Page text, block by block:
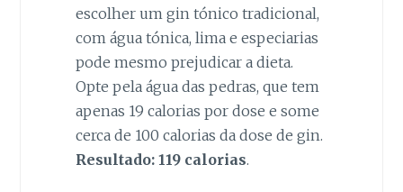
escolher um gin tónico tradicional,
com água tónica, lima e especiarias
pode mesmo prejudicar a dieta.
Opte pela água das pedras, que tem
apenas 19 calorias por dose e some
cerca de 100 calorias da dose de gin.
Resultado: 119 calorias.